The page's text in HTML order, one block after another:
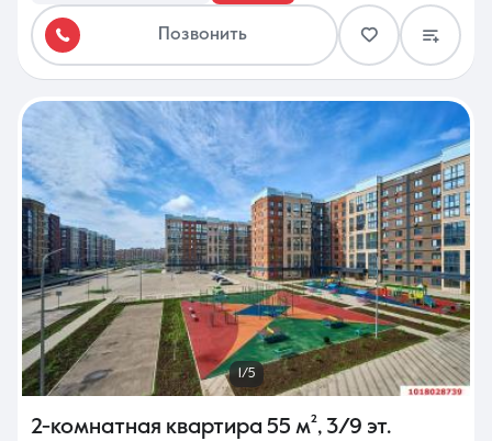
Позвонить
1/5
2-комнатная квартира 55 м², 3/9 эт.